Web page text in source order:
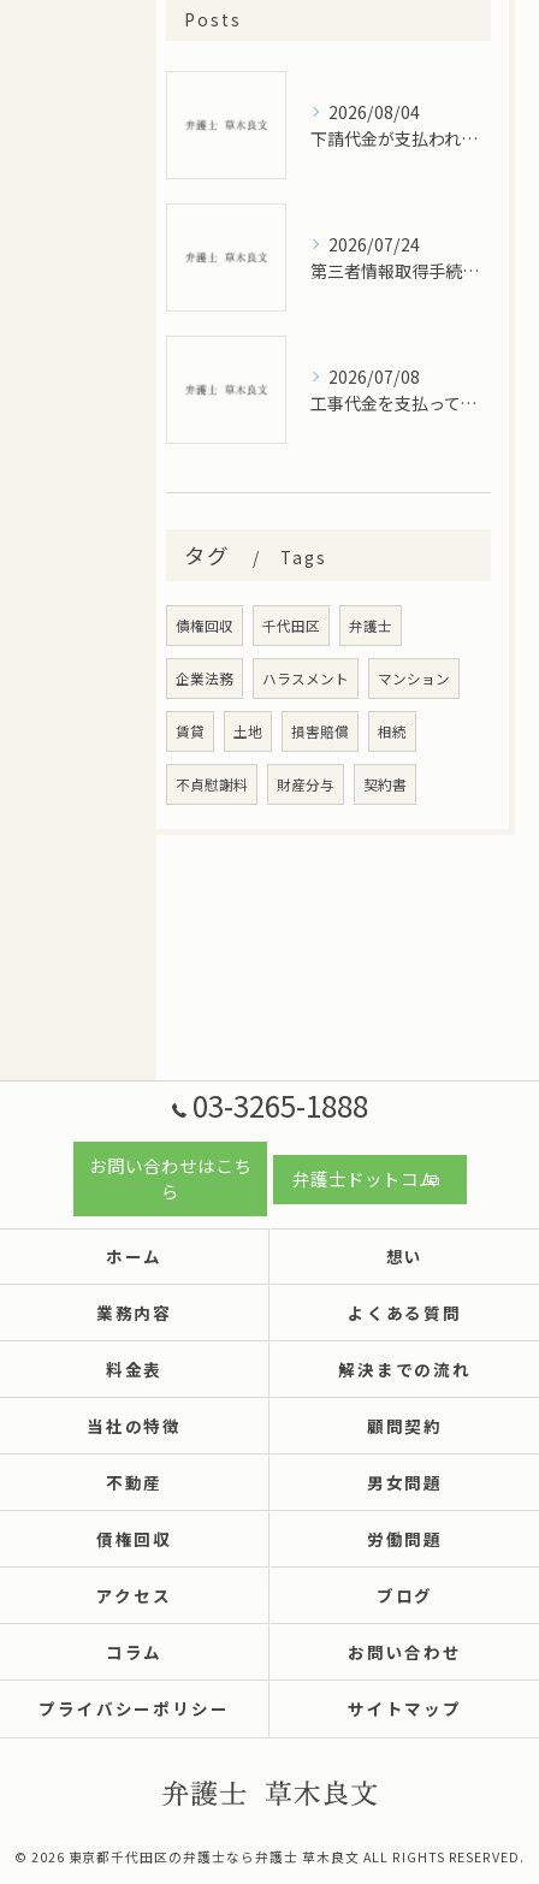
Posts
2026/08/04
下請代金が支払われない…どう対応すべき？未払い代金回収のポイント
2026/07/24
第三者情報取得手続とは？－財産調査を進めるための制度－
2026/07/08
工事代金を支払ってもらえない場合の対処法｜建設会社・工務店が知っておくべき債権回収の流れ
タグ Tags
債権回収 千代田区 弁護士
企業法務 ハラスメント マンション
賃貸 土地 損害賠償 相続
不貞慰謝料 財産分与 契約書
03-3265-1888
お問い合わせはこち
ら
弁護士ドットコム
ホーム 想い
業務内容 よくある質問
料金表 解決までの流れ
当社の特徴 顧問契約
不動産 男女問題
債権回収 労働問題
アクセス ブログ
コラム お問い合わせ
プライバシーポリシー サイトマップ
© 2026 東京都千代田区の弁護士なら弁護士 草木良文 ALL RIGHTS RESERVED.